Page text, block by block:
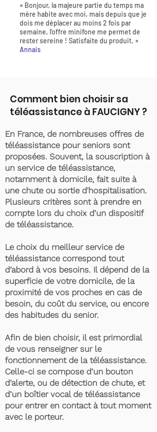
« Bonjour, la majeure partie du temps ma
mère habite avec moi, mais depuis que je
dois me déplacer au moins 2 fois par
semaine, l'offre minifone me permet de
rester sereine ! Satisfaite du produit. »
Annais
Comment bien choisir sa
téléassistance à FAUCIGNY ?
En France, de nombreuses offres de
téléassistance pour seniors sont
proposées. Souvent, la souscription à
un service de téléassistance,
notamment à domicile, fait suite à
une chute ou sortie d'hospitalisation.
Plusieurs critères sont à prendre en
compte lors du choix d’un dispositif
de téléassistance.
Le choix du meilleur service de
téléassistance correspond tout
d’abord à vos besoins. Il dépend de la
superficie de votre domicile, de la
proximité de vos proches en cas de
besoin, du coût du service, ou encore
des habitudes du senior.
Afin de bien choisir, il est primordial
de vous renseigner sur le
fonctionnement de la téléassistance.
Celle-ci se compose d’un bouton
d’alerte, ou de détection de chute, et
d’un boîtier vocal de téléassistance
pour entrer en contact à tout moment
avec le porteur.